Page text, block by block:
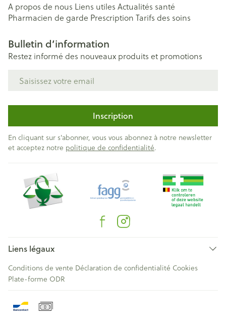
A propos de nous Liens utiles Actualités santé
Pharmacien de garde Prescription Tarifs des soins
Bulletin d’information
Restez informé des nouveaux produits et promotions
Inscription
En cliquant sur s'abonner, vous vous abonnez à notre newsletter
et acceptez notre politique de confidentialité.
Liens légaux
Conditions de vente Déclaration de confidentialité Cookies
Plate-forme ODR